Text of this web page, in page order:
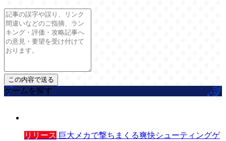
ゲームを探す
リリース 巨大メカで撃ちまくる爽快シューティングゲ